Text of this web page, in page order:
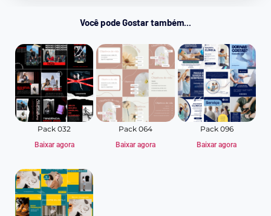
Você pode Gostar também...
Pack 032
Baixar agora
Pack 064
Baixar agora
Pack 096
Baixar agora